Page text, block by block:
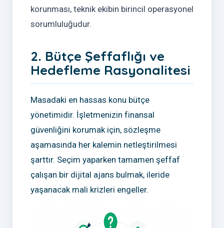
korunması, teknik ekibin birincil operasyonel
sorumluluğudur.
2. Bütçe Şeffaflığı ve
Hedefleme Rasyonalitesi
Masadaki en hassas konu bütçe
yönetimidir. İşletmenizin finansal
güvenliğini korumak için, sözleşme
aşamasında her kalemin netleştirilmesi
şarttır. Seçim yaparken tamamen şeffaf
çalışan bir dijital ajans bulmak, ileride
yaşanacak mali krizleri engeller.